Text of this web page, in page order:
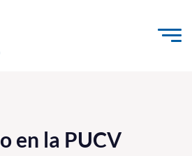
al contenido
e Innovación
en la PUCV